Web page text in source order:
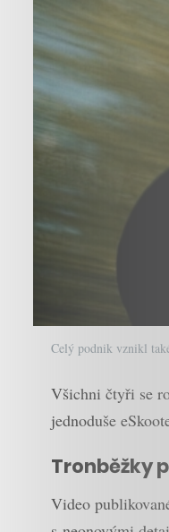
Celý podnik vznikl
Všichni čtyři se
jednoduše
Tronběžky
Video